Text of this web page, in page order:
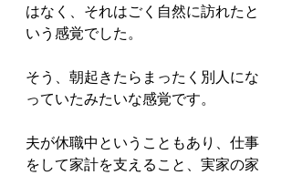
はなく、それはごく自然に訪れたと
いう感覚でした。
そう、朝起きたらまったく別人にな
っていたみたいな感覚です。
夫が休職中ということもあり、仕事
をして家計を支えること、実家の家